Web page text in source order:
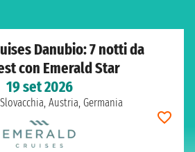
Danubio: 7 notti da
con Emerald Star
19 set 2026
Austria, Germania